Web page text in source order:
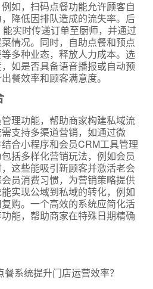
如，扫码点餐功能允许顾客自
降低因排队造成的流失率。后
实时传递订单至厨师，并通过
情况。同时，自助点餐和预点
多种业态，释放人力成本。选
如是否具备语音播报或自动预
餐效率和顾客满意度。
理功能，帮助商家构建私域流
支持多渠道营销，如通过微
合小程序和会员CRM工具管理
括多样化营销玩法，例如会员
这些能吸引新顾客并激活老会
员消费习惯，为营销策略提供
实现公域到私域的转化，例如
购。一个高效的系统应简化活
能，帮助商家在特殊日期精确